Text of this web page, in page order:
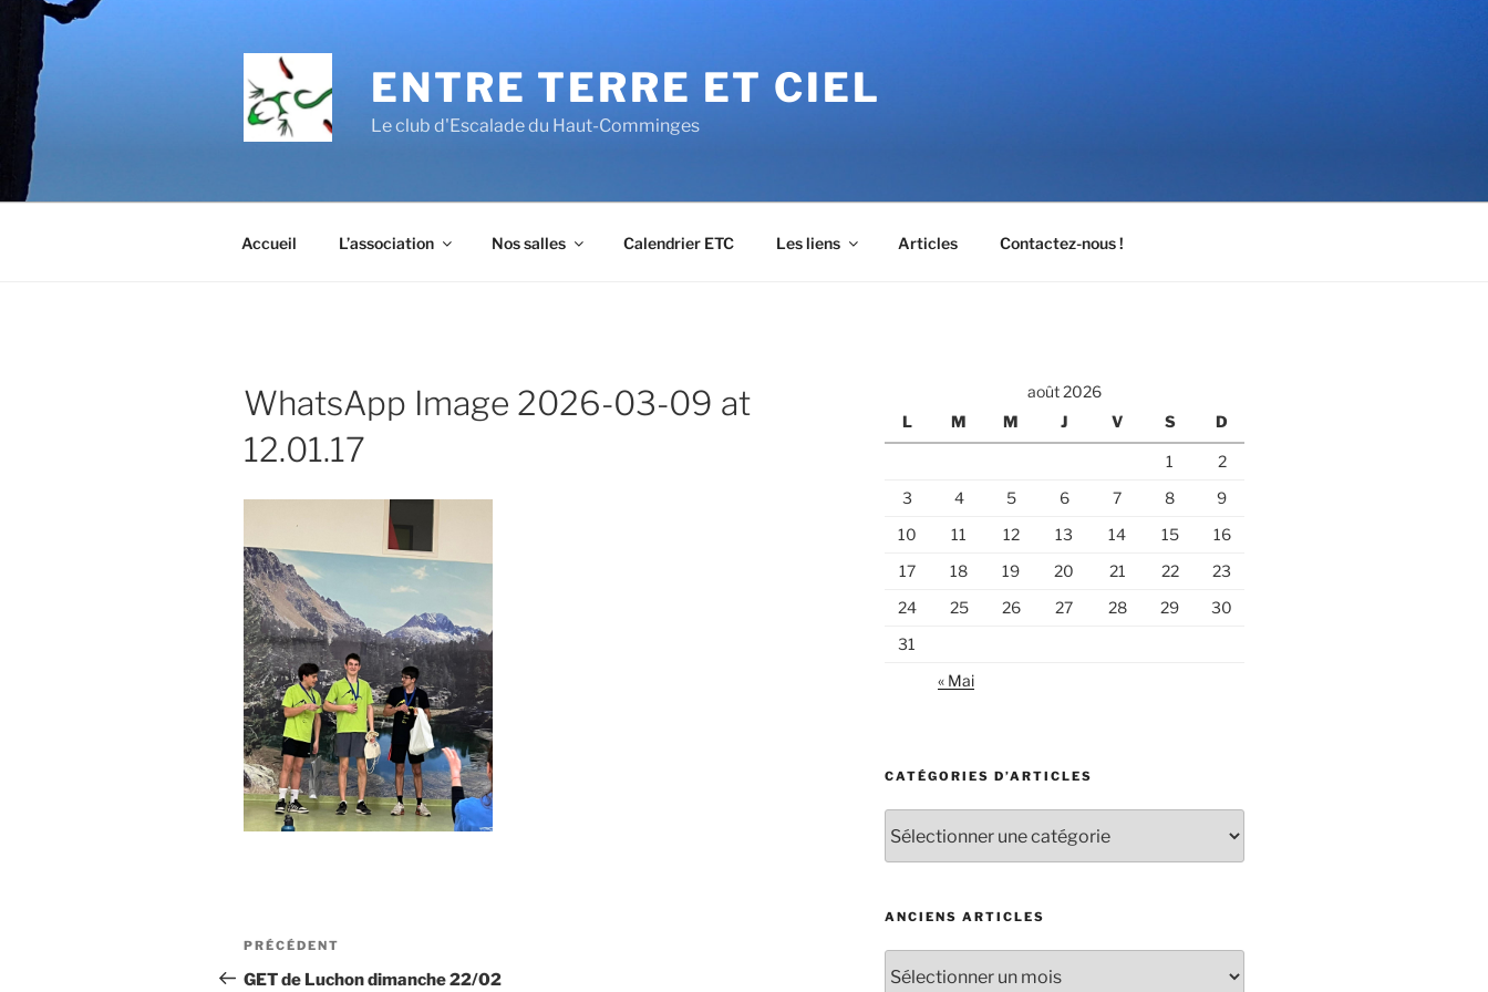
contenu
principal
ENTRE TERRE ET CIEL
Le club d'Escalade du Haut-Comminges
Accueil L’association Nos salles Calendrier ETC Les liens Articles Contactez-nous !
WhatsApp Image 2026-03-09 at
12.01.17
Navigation
de
Article
précédent
PRÉCÉDENT
GET de Luchon dimanche 22/02
août 2026
L
M M J V S D
1
2
3
4 5 6 7 8
9
10
11 12 13 14 15
16
17
18 19 20 21 22
23
24
25 26 27 28 29
30
31
« Mai
CATÉGORIES D’ARTICLES
d’articles
ANCIENS ARTICLES
articles